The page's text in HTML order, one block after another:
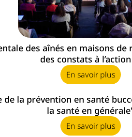
des aînés en maisons de
des constats à
En savoir plus
de la prévention en santé
la santé en
En savoir plus